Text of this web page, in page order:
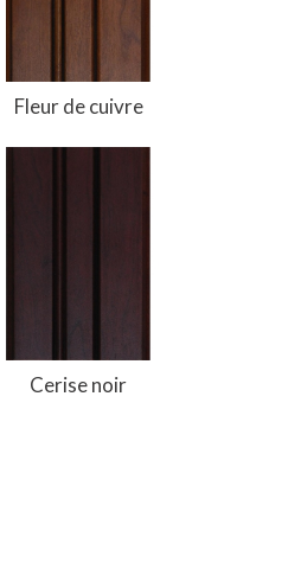
Fleur de cuivre
Cerise noir